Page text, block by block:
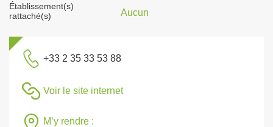
Établissement(s)
rattaché(s)
Aucun
+33 2 35 33 53 88
Voir le site internet
M’y rendre :